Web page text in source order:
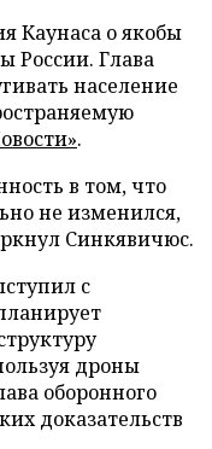
Каунаса о якобы
России. Глава
население
.
в том, что
не изменился,
Синкявичюс.
с
дроны
оборонного
доказательств